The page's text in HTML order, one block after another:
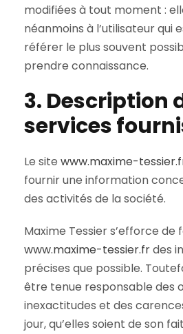
modifiées à tout moment :
néanmoins à l’utilisateur qui
référer le plus souvent
prendre connaissance.
3. Description
services
Le site www.maxime-
fournir une information
des activités de la société.
Maxime Tessier s’efforce de
www.maxime-tessier.frdes
précises que possible.
être tenue responsable des
inexactitudes et des
jour, qu’elles soient de son